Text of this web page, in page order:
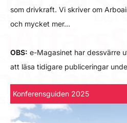
som drivkraft. Vi skriver om
och mycket mer…
OBS: e-Magasinet har dessvärre
att läsa tidigare publiceringar
Konferensguiden 2025